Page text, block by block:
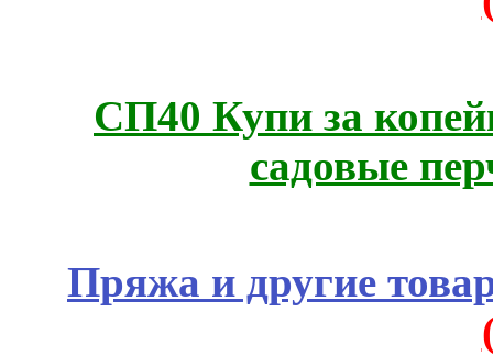
СП40 Купи за
садовые
Пряжа и другие